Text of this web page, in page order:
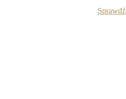
Sprawdź